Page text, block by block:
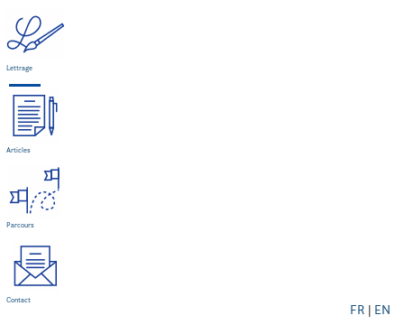
Lettrage
Articles
Parcours
Contact
FR | EN